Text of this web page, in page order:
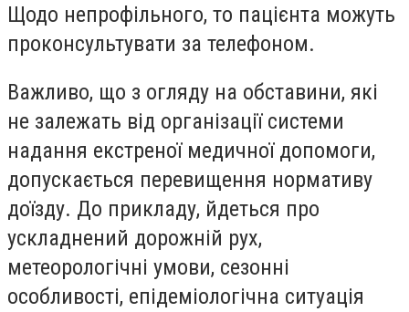
Щодо непрофільного, то пацієнта можуть
проконсультувати за телефоном.
Важливо, що з огляду на обставини, які
не залежать від організації системи
надання екстреної медичної допомоги,
допускається перевищення нормативу
доїзду. До прикладу, йдеться про
ускладнений дорожній рух,
метеорологічні умови, сезонні
особливості, епідеміологічна ситуація